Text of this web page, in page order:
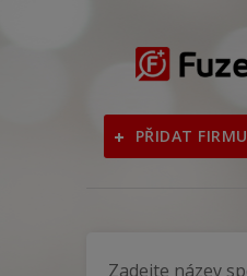
PŘIDAT FIRMU